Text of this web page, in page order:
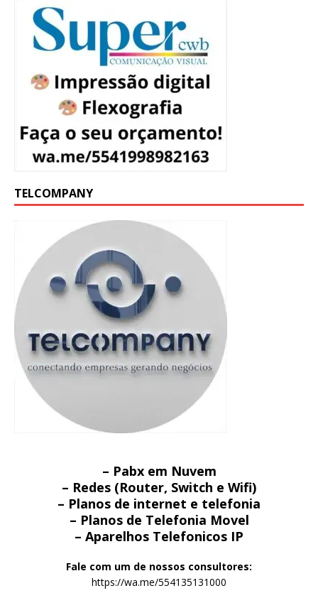
TELCOMPANY
– Pabx em Nuvem
– Redes (Router, Switch e Wifi)
– Planos de internet e telefonia
– Planos de Telefonia Movel
– Aparelhos Telefonicos IP
Fale com um de nossos consultores:
https://wa.me/554135131000